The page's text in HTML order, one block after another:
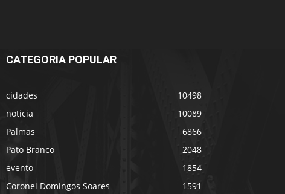
CATEGORIA POPULAR
cidades
10498
noticia
10089
Palmas
6866
Pato Branco
2048
evento
1854
Coronel Domingos Soares
1591